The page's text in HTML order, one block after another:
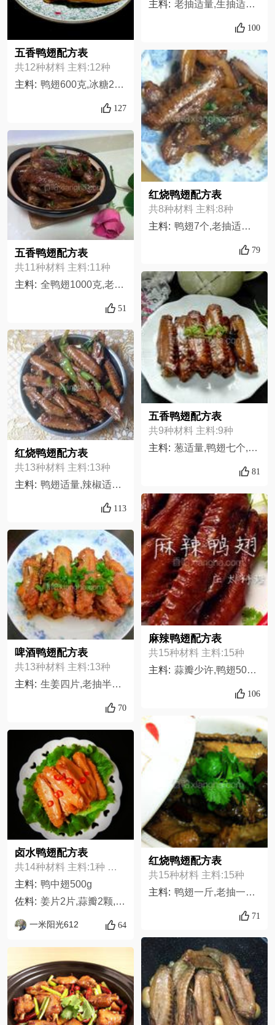
五香鸭翅配方表
共12种材料 主料:12种
主料: 鸭翅600克,冰糖20克,生姜5片,干辣椒10个,料酒15克,卤味料包1个,色拉油20克,油膏,大蒜头6瓣个,五香粉1克,老抽10克,盐适量
127
五香鸭翅配方表
共11种材料 主料:11种
主料: 全鸭翅1000克,老抽适量,生抽适量,食用油少量,桂皮适量,八角1只,葱适量,姜适量,辣椒5个,冰糖适量,黄酒适量
51
红烧鸭翅配方表
共13种材料 主料:13种
主料: 鸭翅适量,辣椒适量,盐适量,老抽适量,柱候酱适量,酱油适量,花生油适量,葱适量,姜适量,蒜适量,干辣椒适量,蚝油适量,冰糖适量
113
啤酒鸭翅配方表
共13种材料 主料:13种
主料: 生姜四片,老抽半勺,生抽一勺,食用油适量,桂皮一片,八角两个,大蒜五瓣,料酒两勺,醋小半勺,冰糖三颗,啤酒一瓶,鸭翅8个,香葱一根
70
卤水鸭翅配方表
共14种材料 主料:1种 佐料:13种
主料: 鸭中翅500g
佐料: 姜片2片,蒜瓣2颗,干辣椒4个,花椒几粒,香叶4片,八角2个,桂皮1块,老抽1勺,生抽1勺,蚝油1勺,冰糖1颗,大葱段1段,盐1小勺
一米阳光612 64
主料: 老抽适量,生抽适量,盐适量,鸭翅250克,肉蔻适量,干红辣椒适量,丁香适量,冰糖适量,花椒适量,大料两个,葱姜适量,香叶2克,十三香5克,油适量,
100
红烧鸭翅配方表
共8种材料 主料:8种
主料: 鸭翅7个,老抽适量,生抽适量,八角1个,姜适量,大葱适量,小葱适量,黄酒适量,
79
五香鸭翅配方表
共9种材料 主料:9种
主料: 葱适量,鸭翅七个,茴香两个,黄酒适量,白糖适量,蒜末适量,生抽适量,老抽少许,油适量,
81
麻辣鸭翅配方表
共15种材料 主料:15种
主料: 蒜瓣少许,鸭翅500克,生姜片少许,干辣椒适量,盐少许,大葱段少许,草果2个,料酒少许,八角3个,花椒适量,白糖少许,香叶2片,生抽少许,老抽少许,鸡精少许,
106
红烧鸭翅配方表
共15种材料 主料:15种
主料: 鸭翅一斤,老抽一小勺,糖一小勺,小茴香几颗,花椒五粒,酱油两勺,桂皮两篇,八角两颗,料酒两勺,葱两根,姜五片,干辣椒五颗,陈皮一片,草果一颗,整蒜五颗,
71